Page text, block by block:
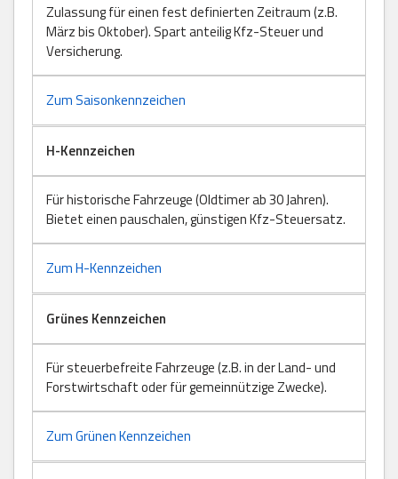
Zulassung für einen fest definierten Zeitraum (z.B.
März bis Oktober). Spart anteilig Kfz-Steuer und
Versicherung.
Zum Saisonkennzeichen
H-Kennzeichen
Für historische Fahrzeuge (Oldtimer ab 30 Jahren).
Bietet einen pauschalen, günstigen Kfz-Steuersatz.
Zum H-Kennzeichen
Grünes Kennzeichen
Für steuerbefreite Fahrzeuge (z.B. in der Land- und
Forstwirtschaft oder für gemeinnützige Zwecke).
Zum Grünen Kennzeichen